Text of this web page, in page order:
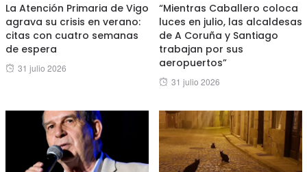
La Atención Primaria de Vigo
agrava su crisis en verano:
citas con cuatro semanas
de espera
Posted
31 julio 2026
“Mientras Caballero coloca
luces en julio, las alcaldesas
de A Coruña y Santiago
trabajan por sus
aeropuertos”
Posted
31 julio 2026